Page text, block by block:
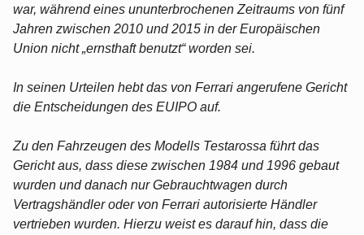
war, während eines ununterbrochenen Zeitraums von fünf
Jahren zwischen 2010 und 2015 in der Europäischen
Union nicht „ernsthaft benutzt“ worden sei.
In seinen Urteilen hebt das von Ferrari angerufene Gericht
die Entscheidungen des EUIPO auf.
Zu den Fahrzeugen des Modells Testarossa führt das
Gericht aus, dass diese zwischen 1984 und 1996 gebaut
wurden und danach nur Gebrauchtwagen durch
Vertragshändler oder von Ferrari autorisierte Händler
vertrieben wurden. Hierzu weist es darauf hin, dass die